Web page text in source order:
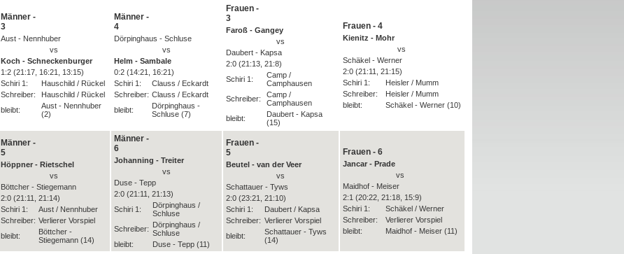
Männer -
3
Aust - Nennhuber
vs
Koch - Schneckenburger
1:2 (21:17, 16:21, 13:15)
Schiri 1:
Hauschild / Rückel
Schreiber:
Hauschild / Rückel
bleibt:
Aust - Nennhuber
(2)
Männer -
4
Dörpinghaus - Schluse
vs
Helm - Sambale
0:2 (14:21, 16:21)
Schiri 1:
Clauss / Eckardt
Schreiber: Clauss / Eckardt
bleibt:
Dörpinghaus -
Schluse (7)
Frauen -
3
Faroß - Gangey
vs
Daubert - Kapsa
2:0 (21:13, 21:8)
Schiri 1:
Camp /
Camphausen
Schreiber:
Camp /
Camphausen
bleibt:
Daubert - Kapsa
(15)
Frauen - 4
Kienitz - Mohr
vs
Schäkel - Werner
2:0 (21:11, 21:15)
Schiri 1:
Heisler / Mumm
Schreiber:
Heisler / Mumm
bleibt:
Schäkel - Werner (10)
Männer -
5
Höppner - Rietschel
vs
Böttcher - Stiegemann
2:0 (21:11, 21:14)
Schiri 1:
Aust / Nennhuber
Schreiber: Verlierer Vorspiel
bleibt:
Böttcher -
Stiegemann (14)
Männer -
6
Johanning - Treiter
vs
Duse - Tepp
2:0 (21:11, 21:13)
Schiri 1:
Dörpinghaus /
Schluse
Schreiber: Dörpinghaus /
Schluse
bleibt:
Duse - Tepp (11)
Frauen -
5
Beutel - van der Veer
vs
Schattauer - Tyws
2:0 (23:21, 21:10)
Schiri 1:
Daubert / Kapsa
Schreiber: Verlierer Vorspiel
bleibt:
Schattauer - Tyws
(14)
Frauen - 6
Jancar - Prade
vs
Maidhof - Meiser
2:1 (20:22, 21:18, 15:9)
Schiri 1:
Schäkel / Werner
Schreiber:
Verlierer Vorspiel
bleibt:
Maidhof - Meiser (11)